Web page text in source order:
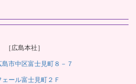
［広島本社］
島市中区富士見町８－７
ェール富士見町２Ｆ